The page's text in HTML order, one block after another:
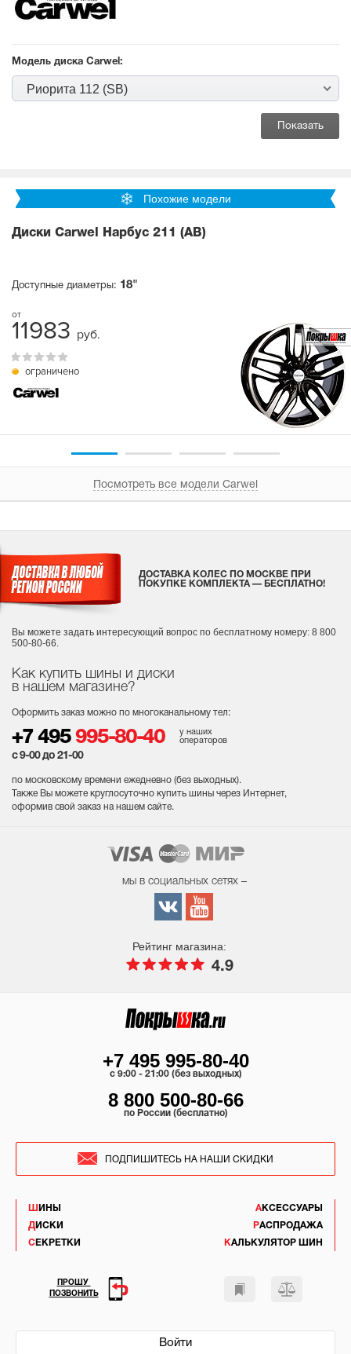
Модель диска Carwel:
Риорита 112 (SB)
Похожие модели
Диски Carwel Нарбус 211 (AB)
Доступные диаметры: 18"
11983 руб.
ограничено
Посмотреть все модели Carwel
Как купить шины и диски
в нашем магазине?
Оформить заказ можно по многоканальному тел:
+7 495 995-80-40
у наших
операторов
с 9-00 до 21-00
по московскому времени ежедневно (без выходных).
Также Вы можете круглосуточно купить шины через Интернет,
оформив свой заказ на нашем сайте.
ДОСТАВКА КОЛЕС ПО МОСКВЕ ПРИ
ПОКУПКЕ КОМПЛЕКТА — БЕСПЛАТНО!
Вы можете задать интересующий вопрос по бесплатному номеру: 8 800
500-80-66.
мы в социальных сетях –
Рейтинг магазина:
4.9
ШИНЫ
ДИСКИ
СЕКРЕТКИ
АКСЕССУАРЫ
РАСПРОДАЖА
КАЛЬКУЛЯТОР ШИН
Войти
+7 495 995-80-40
c 9:00 - 21:00 (без выходных)
8 800 500-80-66
по России (бесплатно)
ПОДПИШИТЕСЬ НА НАШИ СКИДКИ
ПРОШУ
ПОЗВОНИТЬ